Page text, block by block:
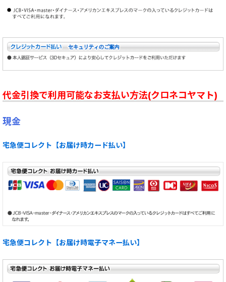
代金引換で利用可能なお支払い方法(クロネコヤマト)
現金
宅急便コレクト【お届け時カード払い】
宅急便コレクト【お届け時電子マネー払い】